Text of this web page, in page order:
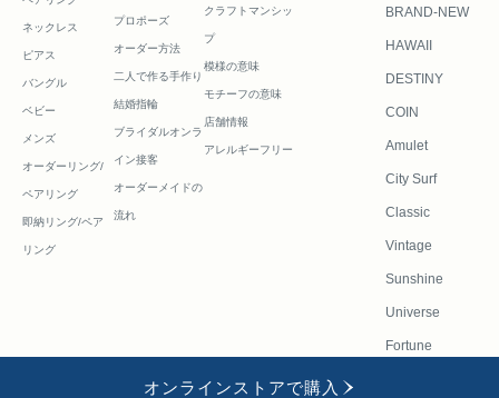
オンラインストアで購入
ネックレス
ピアス
バングル
ベビー
メンズ
オーダーリング/
ペアリング
即納リング/ペア
リング
プロポーズ
オーダー方法
二人で作る手作り
結婚指輪
ブライダルオンラ
イン接客
オーダーメイドの
流れ
クラフトマンシッ
プ
模様の意味
モチーフの意味
店舗情報
アレルギーフリー
BRAND-NEW
HAWAII
DESTINY
COIN
Amulet
City Surf
Classic
Vintage
Sunshine
Universe
Fortune
修理・リフ お問い合わせフ